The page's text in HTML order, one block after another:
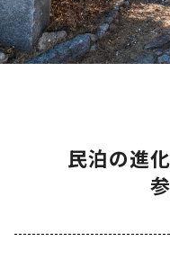
民泊の進